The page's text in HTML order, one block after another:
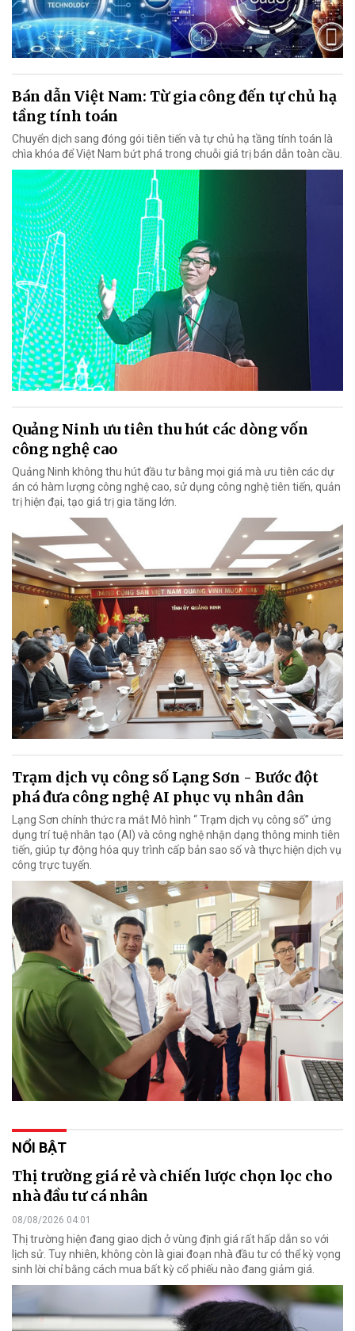
Bán dẫn Việt Nam: Từ gia công đến tự chủ hạ
tầng tính toán
Chuyển dịch sang đóng gói tiên tiến và tự chủ hạ tầng tính toán là
chìa khóa để Việt Nam bứt phá trong chuỗi giá trị bán dẫn toàn cầu.
Quảng Ninh ưu tiên thu hút các dòng vốn
công nghệ cao
Quảng Ninh không thu hút đầu tư bằng mọi giá mà ưu tiên các dự
án có hàm lượng công nghệ cao, sử dụng công nghệ tiên tiến, quản
trị hiện đại, tạo giá trị gia tăng lớn.
Trạm dịch vụ công số Lạng Sơn - Bước đột
phá đưa công nghệ AI phục vụ nhân dân
Lạng Sơn chính thức ra mắt Mô hình “ Trạm dịch vụ công số” ứng
dụng trí tuệ nhân tạo (AI) và công nghệ nhận dạng thông minh tiên
tiến, giúp tự động hóa quy trình cấp bản sao số và thực hiện dịch vụ
công trực tuyến.
NỔI BẬT
Thị trường giá rẻ và chiến lược chọn lọc cho
nhà đầu tư cá nhân
08/08/2026 04:01
Thị trường hiện đang giao dịch ở vùng định giá rất hấp dẫn so với
lịch sử. Tuy nhiên, không còn là giai đoạn nhà đầu tư có thể kỳ vọng
sinh lời chỉ bằng cách mua bất kỳ cổ phiếu nào đang giảm giá.